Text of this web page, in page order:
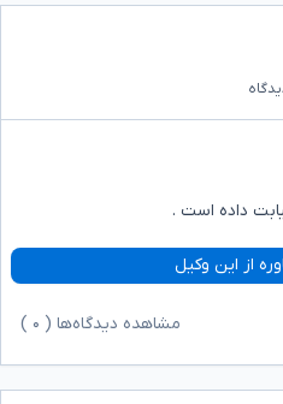
داده است .
از این وکیل
مشاهده دیدگاه‌ها ( ۰